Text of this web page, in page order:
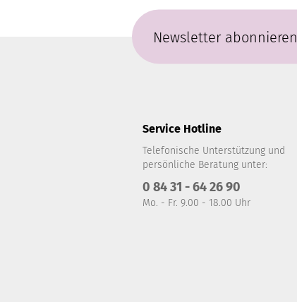
Newsletter abonnieren
Service Hotline
Telefonische Unterstützung und
persönliche Beratung unter:
0 84 31 - 64 26 90
Mo. - Fr. 9.00 - 18.00 Uhr